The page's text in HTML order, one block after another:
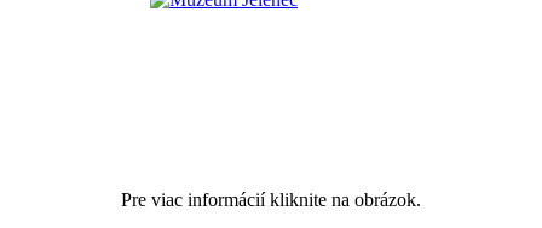
Pre viac informácií kliknite na obrázok.